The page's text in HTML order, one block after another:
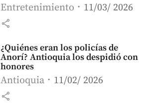
Entretenimiento 11/03/ 2026
share
¿Quiénes eran los policías de
Anorí? Antioquia los despidió con
honores
Antioquia 11/02/ 2026
share